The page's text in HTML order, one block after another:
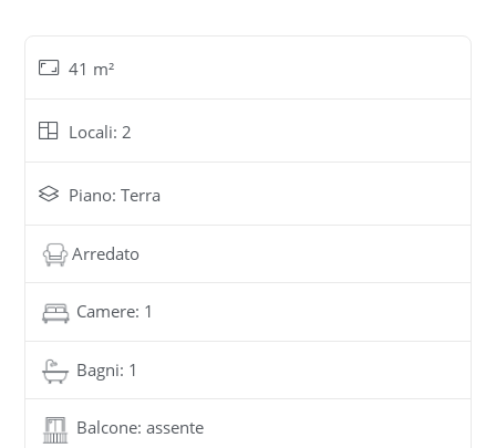
41 m²
Locali: 2
Piano: Terra
Arredato
Camere: 1
Bagni: 1
Balcone: assente